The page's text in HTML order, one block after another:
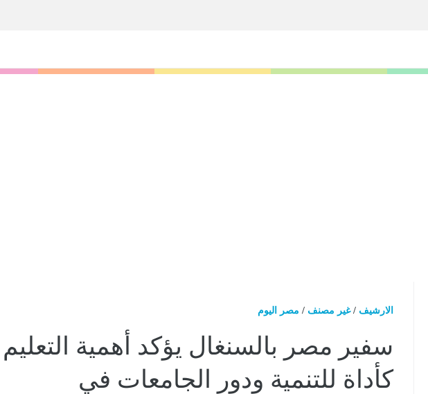
المحتوى
الارشيف /غير مصنف / مصر اليوم
سفير مصر بالسنغال يؤكد أهمية التعليم
كأداة للتنمية ودور الجامعات في